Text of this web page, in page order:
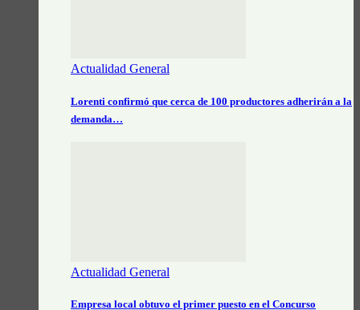
Actualidad General
Lorenti confirmó que cerca de 100 productores adherirán a la
demanda…
Actualidad General
Empresa local obtuvo el primer puesto en el Concurso